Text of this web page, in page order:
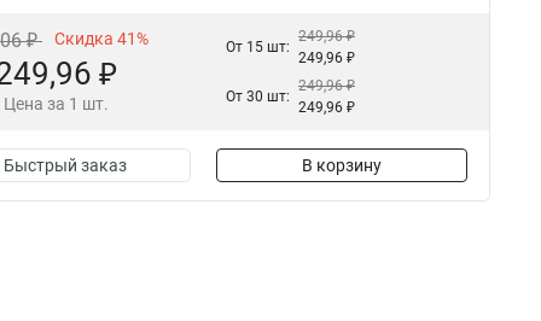
₽ Скидка 41%
₽
Цена за 1 шт.
От 15 шт:
249,96 ₽
249,96 ₽
От 30 шт:
249,96 ₽
249,96 ₽
Быстрый заказ В корзину